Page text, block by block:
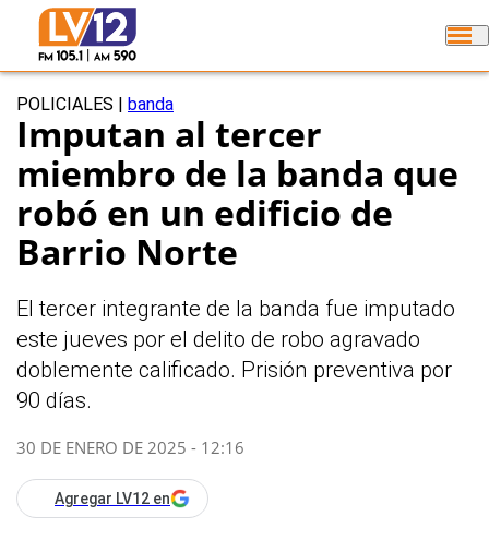
POLICIALES banda
Imputan al tercer
miembro de la banda que
robó en un edificio de
Barrio Norte
El tercer integrante de la banda fue imputado
este jueves por el delito de robo agravado
doblemente calificado. Prisión preventiva por
90 días.
30 DE ENERO DE 2025 - 12:16
Agregar LV12 en